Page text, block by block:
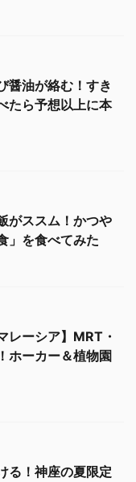
醤油が絡む！すき
たら予想以上に本
がススム！かつや
」を食べてみた
レーシア】MRT・
ホーカー＆植物園
る！神座の夏限定